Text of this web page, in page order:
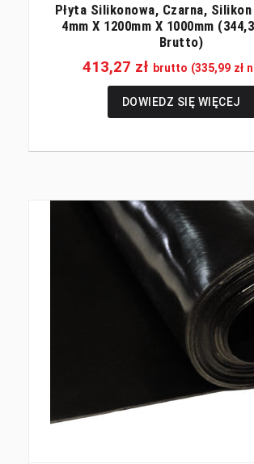
Płyta Silikonowa, Czarna,
4mm X 1200mm X 1000mm
Brutto)
413,27 zł brutto (335,99 zł
DOWIEDZ SIĘ WIĘCEJ